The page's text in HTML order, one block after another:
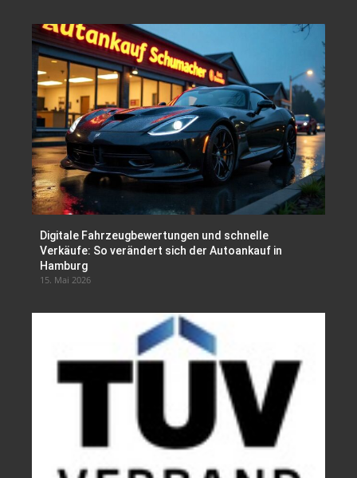
Digitale Fahrzeugbewertungen und schnelle
Verkäufe: So verändert sich der Autoankauf in
Hamburg
15. Mai 2026